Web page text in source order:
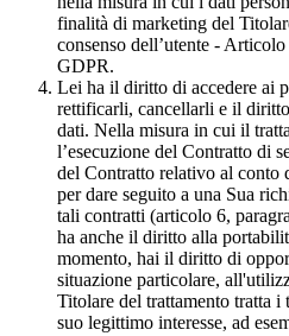
finalità di marketing del
consenso dell’utente -
GDPR.
Lei ha il diritto di accedere ai
rettificarli, cancellarli e il
dati. Nella misura in cui il
l’esecuzione del Contratto di
del Contratto relativo al conto
per dare seguito a una Sua
tali contratti (articolo 6,
ha anche il diritto alla
momento, hai il diritto di
situazione particolare,
Titolare del trattamento tratta i
suo legittimo interesse, ad